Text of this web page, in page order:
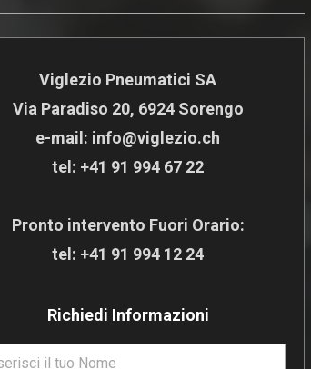
Viglezio Pneumatici SA
Via Paradiso 20, 6924 Sorengo
e-mail: info@viglezio.ch
tel: +41 91 994 67 22
Pronto intervento Fuori Orario:
tel: +41 91 994 12 24
Richiedi Informazioni